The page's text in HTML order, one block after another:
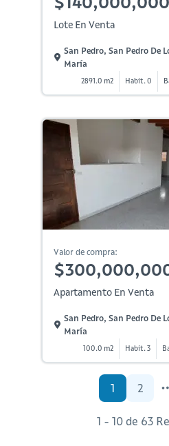
Lote En Venta
San Pedro, San Pedro De
María
2891.0 m2 Habit. 0
Valor de compra:
Apartamento En Venta
San Pedro, San Pedro De
María
100.0 m2 Habit. 3
1 2
1 - 10 de 63